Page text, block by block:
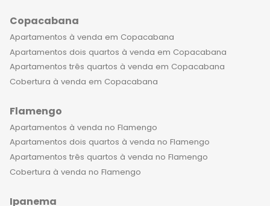
empreendimentos contam com
áreas de lazer completas, piscinas,
playgrounds, salões de festas, espaço
kids, entre outras facilidades. O bairro
histórico, repleto de prédios antigos e
vida urbana moderna. Alguns
empreendimentos de luxo à venda
em Laranjeiras estão localizados em
prédios históricos, o que torna a
experiência de morar neles ainda
reformados e equipados com
Copacabana
Apartamentos à venda em Copacabana
Apartamentos dois quartos à venda em Copacabana
Apartamentos três quartos à venda em Copacabana
Cobertura à venda em Copacabana
Flamengo
Apartamentos à venda no Flamengo
Apartamentos dois quartos à venda no Flamengo
Apartamentos três quartos à venda no Flamengo
Cobertura à venda no Flamengo
Ipanema